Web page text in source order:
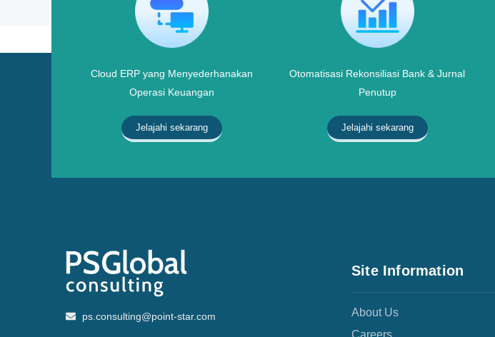
Cloud ERP yang Menyederhanakan
Operasi Keuangan
Jelajahi sekarang
Otomatisasi Rekonsiliasi Bank & Jurnal
Penutup
Jelajahi sekarang
ps.consulting@point-star.com
Site Information
About Us
Careers